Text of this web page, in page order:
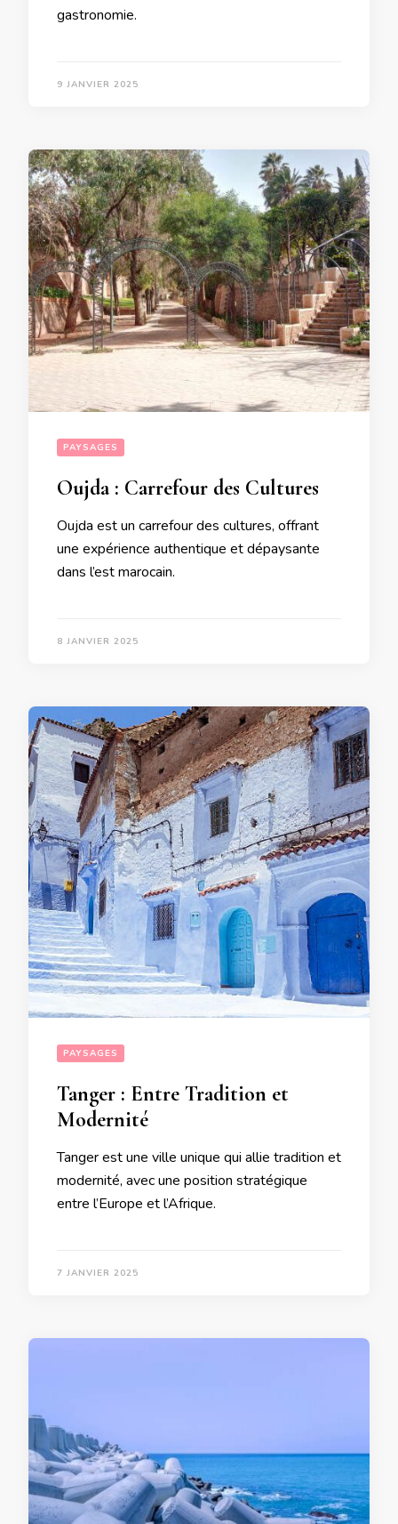
gastronomie.
9 JANVIER 2025
PAYSAGES
Oujda : Carrefour des Cultures
Oujda est un carrefour des cultures, offrant
une expérience authentique et dépaysante
dans l’est marocain.
8 JANVIER 2025
PAYSAGES
Tanger : Entre Tradition et
Modernité
Tanger est une ville unique qui allie tradition et
modernité, avec une position stratégique
entre l’Europe et l’Afrique.
7 JANVIER 2025